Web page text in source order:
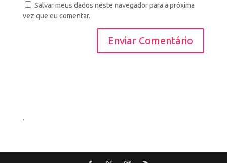
Salvar meus dados neste navegador para a próxima
vez que eu comentar.
.